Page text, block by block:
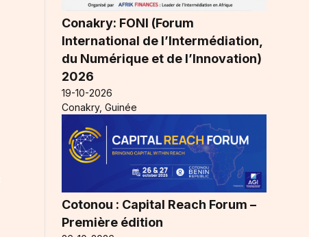
Conakry: FONI (Forum
International de l’Intermédiation,
du Numérique et de l’Innovation)
2026
19-10-2026
Conakry, Guinée
Cotonou : Capital Reach Forum –
Première édition